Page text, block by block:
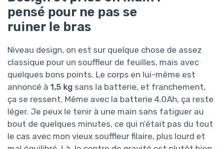
pensé pour ne pas se
ruiner le bras
Niveau design, on est sur quelque chose de assez
classique pour un souffleur de feuilles, mais avec
quelques bons points. Le corps en lui-même est
annoncé à 1,5 kg sans la batterie, et franchement,
ça se ressent. Même avec la batterie 4.0Ah, ça reste
léger. Je peux le tenir à une main sans fatiguer au
bout de quelques minutes, ce qui n’était pas du tout
le cas avec mon vieux souffleur filaire, plus lourd et